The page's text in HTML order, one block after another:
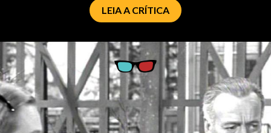
LEIA A CRÍTICA